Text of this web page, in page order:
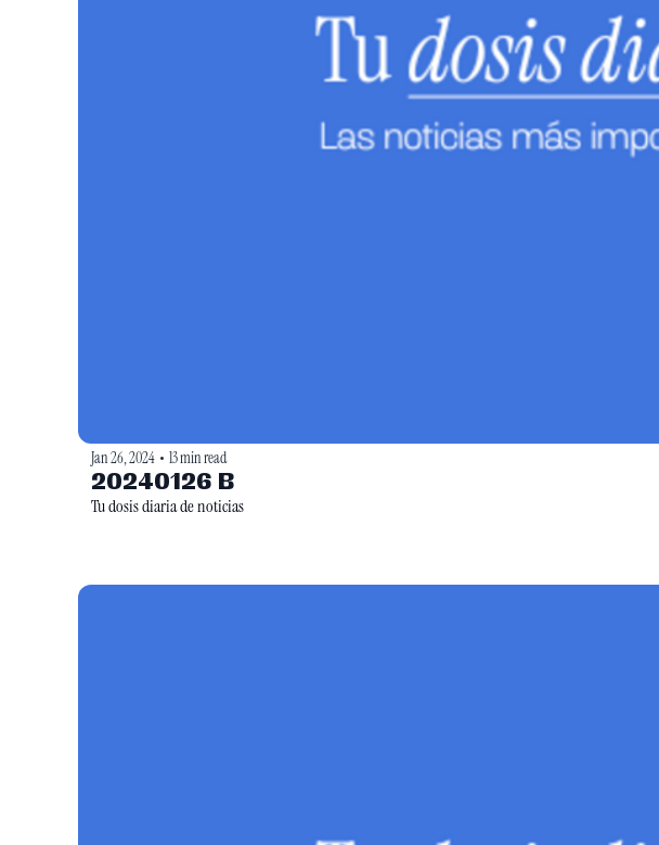
Jan 26, 2024 • 13 min read
20240126 B
Tu dosis diaria de noticias